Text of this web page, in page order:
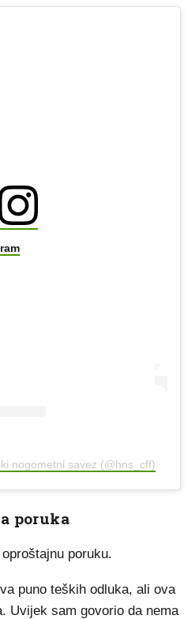
nogometni savez (@hns_cff)
poruka
poruku.
puno teških odluka, ali ova
Uvijek sam govorio da nema